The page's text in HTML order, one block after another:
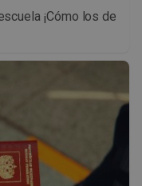
¡Cómo los de